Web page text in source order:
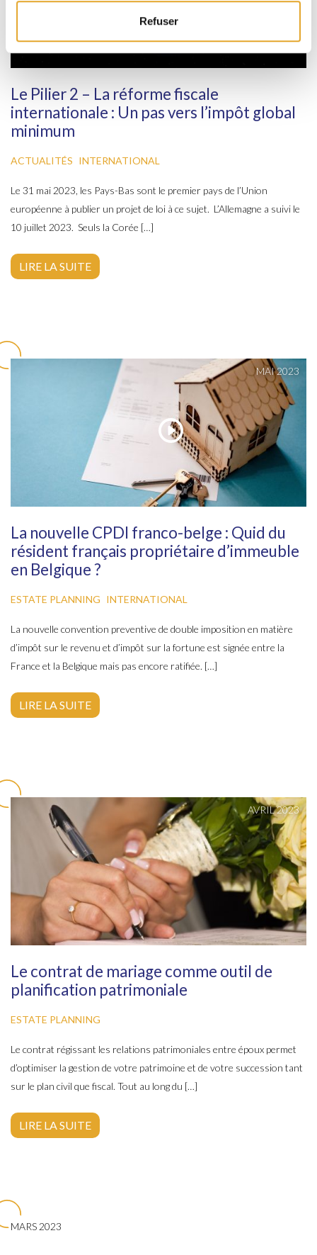
Refuser
Le Pilier 2 – La réforme fiscale
internationale : Un pas vers l’impôt global
minimum
ACTUALITÉS INTERNATIONAL
Le 31 mai 2023, les Pays-Bas sont le premier pays de l’Union
européenne à publier un projet de loi à ce sujet. L’Allemagne a suivi le
10 juillet 2023. Seuls la Corée […]
LIRE LA SUITE
MAI 2023
La nouvelle CPDI franco-belge : Quid du
résident français propriétaire d’immeuble
en Belgique ?
ESTATE PLANNING INTERNATIONAL
La nouvelle convention preventive de double imposition en matière
d’impôt sur le revenu et d’impôt sur la fortune est signée entre la
France et la Belgique mais pas encore ratifiée. […]
LIRE LA SUITE
AVRIL 2023
Le contrat de mariage comme outil de
planification patrimoniale
ESTATE PLANNING
Le contrat régissant les relations patrimoniales entre époux permet
d’optimiser la gestion de votre patrimoine et de votre succession tant
sur le plan civil que fiscal. Tout au long du […]
LIRE LA SUITE
MARS 2023